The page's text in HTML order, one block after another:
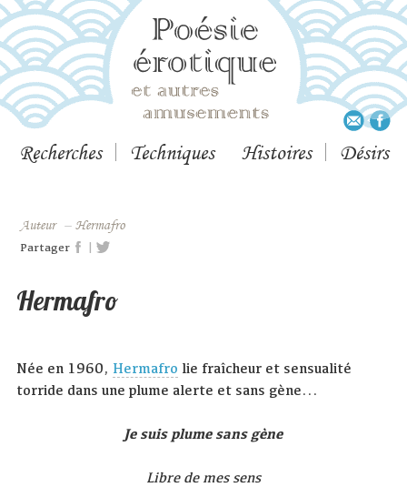
Recherches Techniques Histoires Désirs
Auteur – Hermafro
Partager |
Hermafro
Née en 1960, Hermafro lie fraîcheur et sensualité
torride dans une plume alerte et sans gène...
Je suis plume sans gène
Libre de mes sens